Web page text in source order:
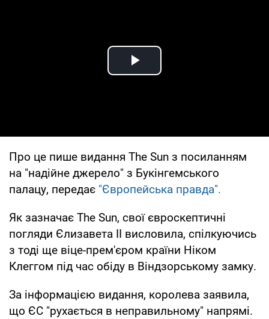
Play Video
Про це пише видання The Sun з посиланням
на "надійне джерело" з Букінгемського
палацу, передає "Європейська правда".
Як зазначає The Sun, свої євроскептичні
погляди Єлизавета II висловила, спілкуючись
з тоді ще віце-прем'єром країни Ніком
Клеггом під час обіду в Віндзорському замку.
За інформацією видання, королева заявила,
що ЄС "рухається в неправильному" напрямі.